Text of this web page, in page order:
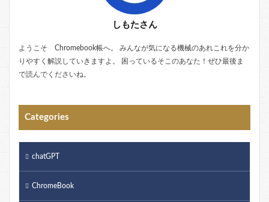
しもたさん
ようこそ Chromebook帳へ。 みんなが気になる機械のあれこれを分か
りやすく解説していきますよ。 困っているそこのあなた！ぜひ最後ま
で読んでくださいね。
Categories
chatGPT
ChromeBook